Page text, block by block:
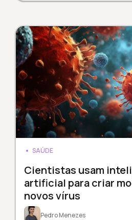
SAÚDE
Cientistas usam
artificial para criar
novos vírus
Pedro Menezes